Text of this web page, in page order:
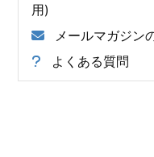
用)
メールマガジン
よくある質問